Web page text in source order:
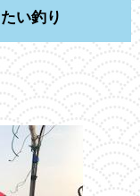
い釣り